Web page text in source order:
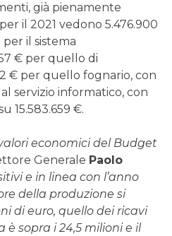
già pienamente
il 2021 vedono 5.476.900
il sistema
€ per quello di
€ per quello fognario, con
servizio informatico, con
15.583.659 €.
economici del Budget
Generale Paolo
e in linea con l’anno
della produzione si
di euro, quello dei ricavi
è sopra i 24,5 milioni e il